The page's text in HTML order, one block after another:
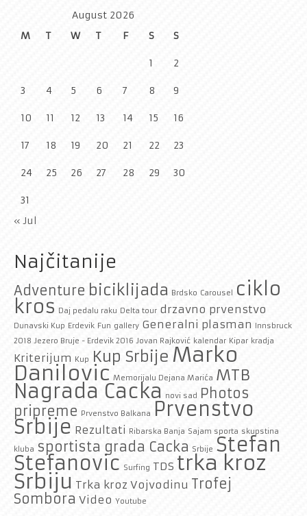
August 2026
M
T W T F S S
1 2
3 4 5 6 7 8 9
10 11 12 13 14 15 16
17 18 19 20 21 22 23
24 25 26 27 28 29 30
31
« Jul
Najčitanije
Adventure biciklijada Brdsko Carousel ciklo
kros Daj pedalu raku Delta tour drzavno prvenstvo
Dunavski Kup Erdevik Fun gallery Generalni plasman
Innsbruck
2018 Jezero Bruje - Erdevik 2016 Jovan Rajković kalendar Kipar kradja
Kriterijum Kup Kup Srbije Marko
Danilovic Memorijalu Dejana Marića MTB
Nagrada Cacka novi sad
Photos
pripreme
Prvenstvo Balkana Prvenstvo
Srbije Rezultati Ribarska Banja Sajam sporta skupstina
kluba sportista grada Cacka Srbije Stefan
Stefanovic Surfing TDS trka kroz
Srbiju Trka kroz Vojvodinu Trofej
Sombora Video Youtube